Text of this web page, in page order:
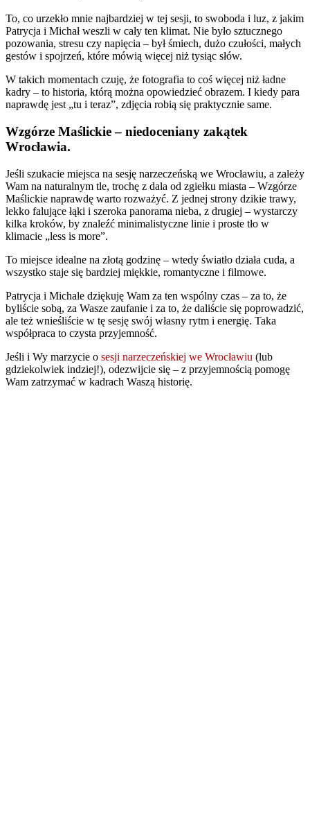
To, co urzekło mnie najbardziej w tej sesji, to swoboda i luz, z jakim
Patrycja i Michał weszli w cały ten klimat. Nie było sztucznego
pozowania, stresu czy napięcia – był śmiech, dużo czułości, małych
gestów i spojrzeń, które mówią więcej niż tysiąc słów.
W takich momentach czuję, że fotografia to coś więcej niż ładne
kadry – to historia, którą można opowiedzieć obrazem. I kiedy para
naprawdę jest „tu i teraz”, zdjęcia robią się praktycznie same.
Wzgórze Maślickie – niedoceniany zakątek
Wrocławia.
Jeśli szukacie miejsca na sesję narzeczeńską we Wrocławiu, a zależy
Wam na naturalnym tle, trochę z dala od zgiełku miasta – Wzgórze
Maślickie naprawdę warto rozważyć. Z jednej strony dzikie trawy,
lekko falujące łąki i szeroka panorama nieba, z drugiej – wystarczy
kilka kroków, by znaleźć minimalistyczne linie i proste tło w
klimacie „less is more”.
To miejsce idealne na złotą godzinę – wtedy światło działa cuda, a
wszystko staje się bardziej miękkie, romantyczne i filmowe.
Patrycja i Michale dziękuję Wam za ten wspólny czas – za to, że
byliście sobą, za Wasze zaufanie i za to, że daliście się poprowadzić,
ale też wnieśliście w tę sesję swój własny rytm i energię. Taka
współpraca to czysta przyjemność.
Jeśli i Wy marzycie o sesji narzeczeńskiej we Wrocławiu (lub
gdziekolwiek indziej!), odezwijcie się – z przyjemnością pomogę
Wam zatrzymać w kadrach Waszą historię.